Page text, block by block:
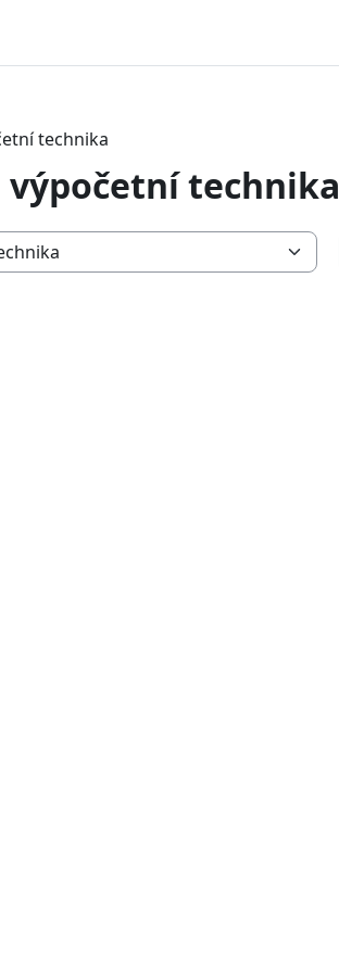
technika
technika